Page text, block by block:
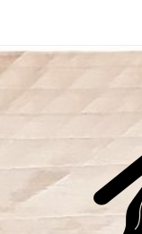
content